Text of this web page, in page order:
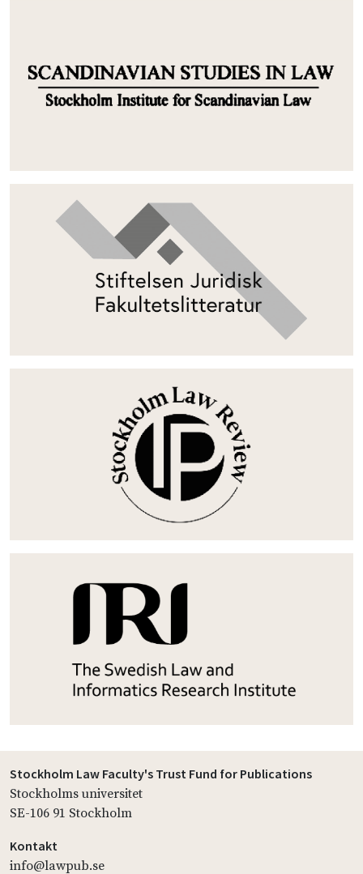
Stockholm Law Faculty's Trust Fund for Publications
Stockholms universitet
SE-106 91 Stockholm
Kontakt
info@lawpub.se